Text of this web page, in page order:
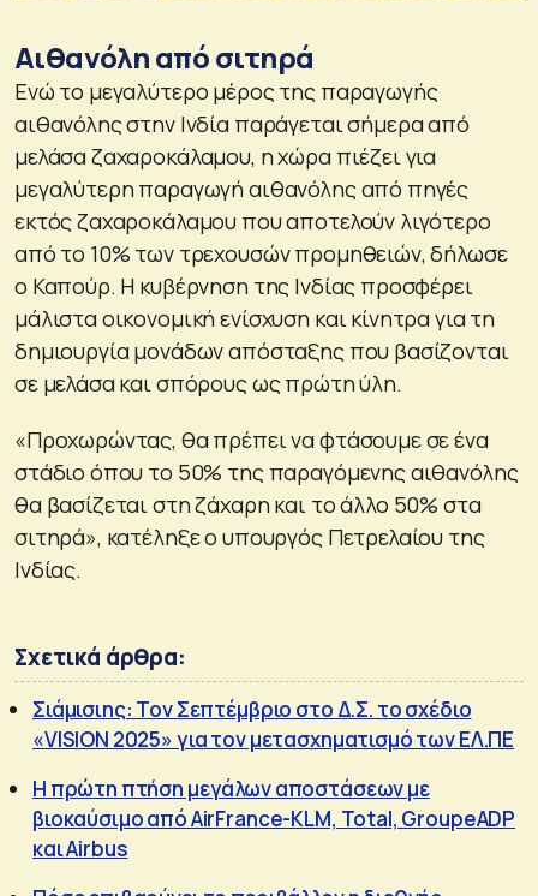
Αιθανόλη από σιτηρά
Ενώ το μεγαλύτερο μέρος της παραγωγής
αιθανόλης στην Ινδία παράγεται σήμερα από
μελάσα ζαχαροκάλαμου, η χώρα πιέζει για
μεγαλύτερη παραγωγή αιθανόλης από πηγές
εκτός ζαχαροκάλαμου που αποτελούν λιγότερο
από το 10% των τρεχουσών προμηθειών, δήλωσε
ο Καπούρ. Η κυβέρνηση της Ινδίας προσφέρει
μάλιστα οικονομική ενίσχυση και κίνητρα για τη
δημιουργία μονάδων απόσταξης που βασίζονται
σε μελάσα και σπόρους ως πρώτη ύλη.
«Προχωρώντας, θα πρέπει να φτάσουμε σε ένα
στάδιο όπου το 50% της παραγόμενης αιθανόλης
θα βασίζεται στη ζάχαρη και το άλλο 50% στα
σιτηρά», κατέληξε ο υπουργός Πετρελαίου της
Ινδίας.
Σχετικά άρθρα:
Σιάμισιης: Τον Σεπτέμβριο στο Δ.Σ. το σχέδιο
«VISION 2025» για τον μετασχηματισμό των ΕΛ.ΠΕ
Η πρώτη πτήση μεγάλων αποστάσεων με
βιοκαύσιμο από AirFrance-KLM, Total, GroupeADP
και Airbus